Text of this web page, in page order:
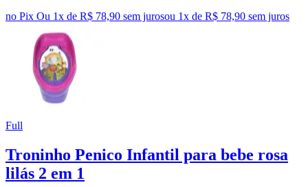
no Pix Ou 1x de R$ 78,90 sem jurosou 1x de R$ 78,90 sem juros
Full
Troninho Penico Infantil para bebe rosa
lilás 2 em 1